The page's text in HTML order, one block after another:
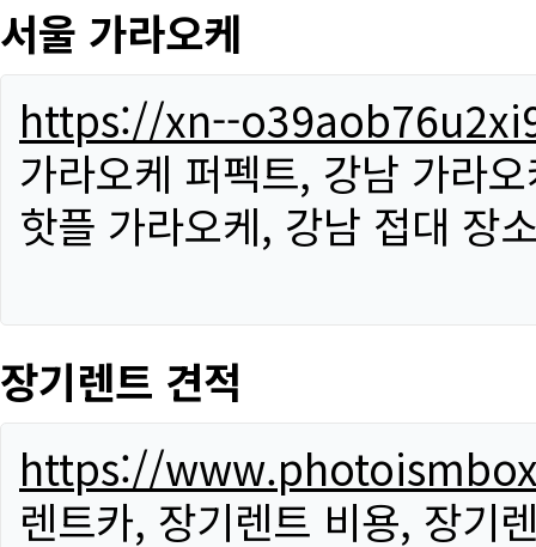
서울 가라오케
https://xn--
가라오케 퍼펙트, 강남 가라
핫플 가라오케, 강남 접대 장
장기렌트 견적
https://
렌트카, 장기렌트 비용, 장기